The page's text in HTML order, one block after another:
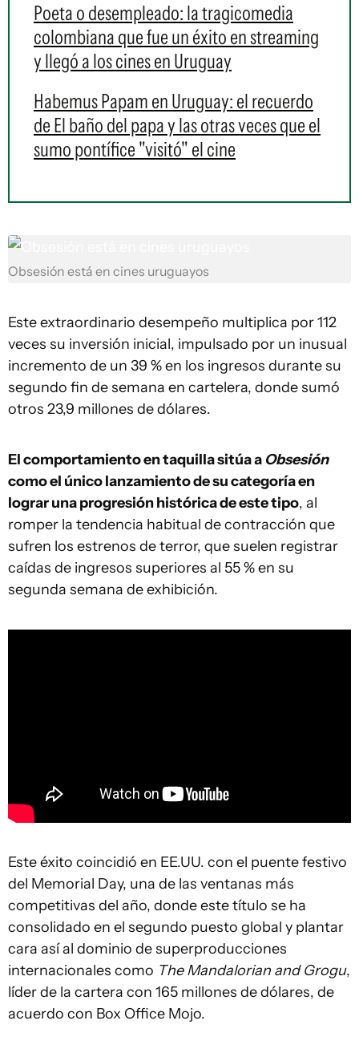
Poeta o desempleado: la tragicomedia
colombiana que fue un éxito en streaming
y llegó a los cines en Uruguay
Habemus Papam en Uruguay: el recuerdo
de El baño del papa y las otras veces que el
sumo pontífice "visitó" el cine
Obsesión está en cines uruguayos
Este extraordinario desempeño multiplica por 112
veces su inversión inicial, impulsado por un inusual
incremento de un 39 % en los ingresos durante su
segundo fin de semana en cartelera, donde sumó
otros 23,9 millones de dólares.
El comportamiento en taquilla sitúa a Obsesión
como el único lanzamiento de su categoría en
lograr una progresión histórica de este tipo, al
romper la tendencia habitual de contracción que
sufren los estrenos de terror, que suelen registrar
caídas de ingresos superiores al 55 % en su
segunda semana de exhibición.
Este éxito coincidió en EE.UU. con el puente festivo
del Memorial Day, una de las ventanas más
competitivas del año, donde este título se ha
consolidado en el segundo puesto global y plantar
cara así al dominio de superproducciones
internacionales como The Mandalorian and Grogu,
líder de la cartera con 165 millones de dólares, de
acuerdo con Box Office Mojo.